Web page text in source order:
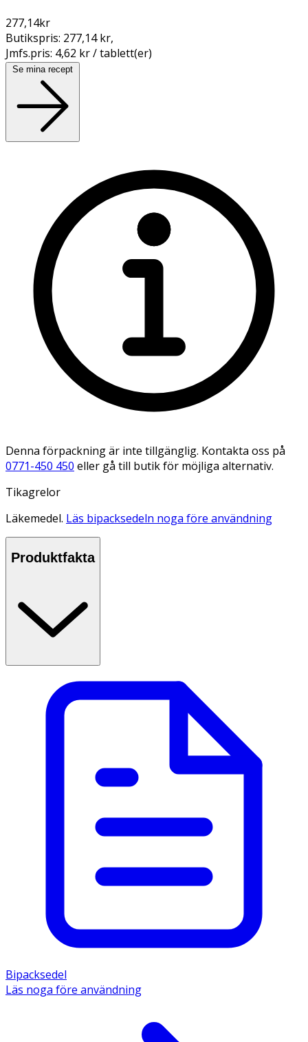
277,14kr
Butikspris: 277,14 kr,
Jmfs.pris: 4,62 kr / tablett(er)
Se mina recept
Denna förpackning är inte tillgänglig. Kontakta oss på
0771-450 450 eller gå till butik för möjliga alternativ.
Tikagrelor
Läkemedel. Läs bipacksedeln noga före användning
Produktfakta
Bipacksedel
Läs noga före användning